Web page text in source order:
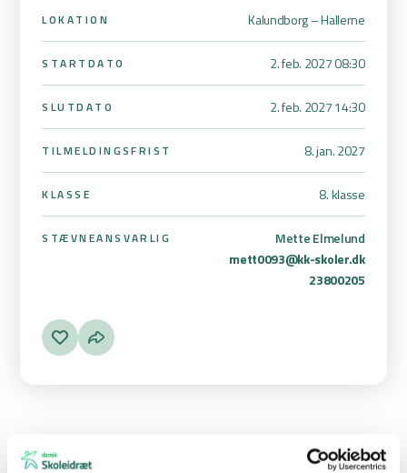
LOKATION Kalundborg – Hallerne
STARTDATO 2. feb. 2027 08:30
SLUTDATO 2. feb. 2027 14:30
TILMELDINGSFRIST 8. jan. 2027
KLASSE 8. klasse
STÆVNEANSVARLIG
Mette Elmelund
mett0093@kk-skoler.dk
23800205
Basketball for 8. klasse i Kalundborg – Hallerne